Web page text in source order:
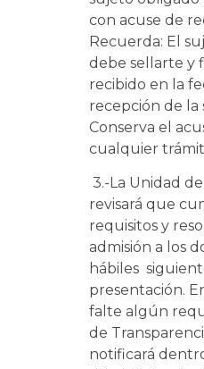
con acuse de
Recuerda: El
debe sellarte y
recibido en la
recepción de la
Conserva el
cualquier
3.-La Unidad
revisará que
requisitos y
admisión a los
hábiles
presentación.
falte algún
de
notificará